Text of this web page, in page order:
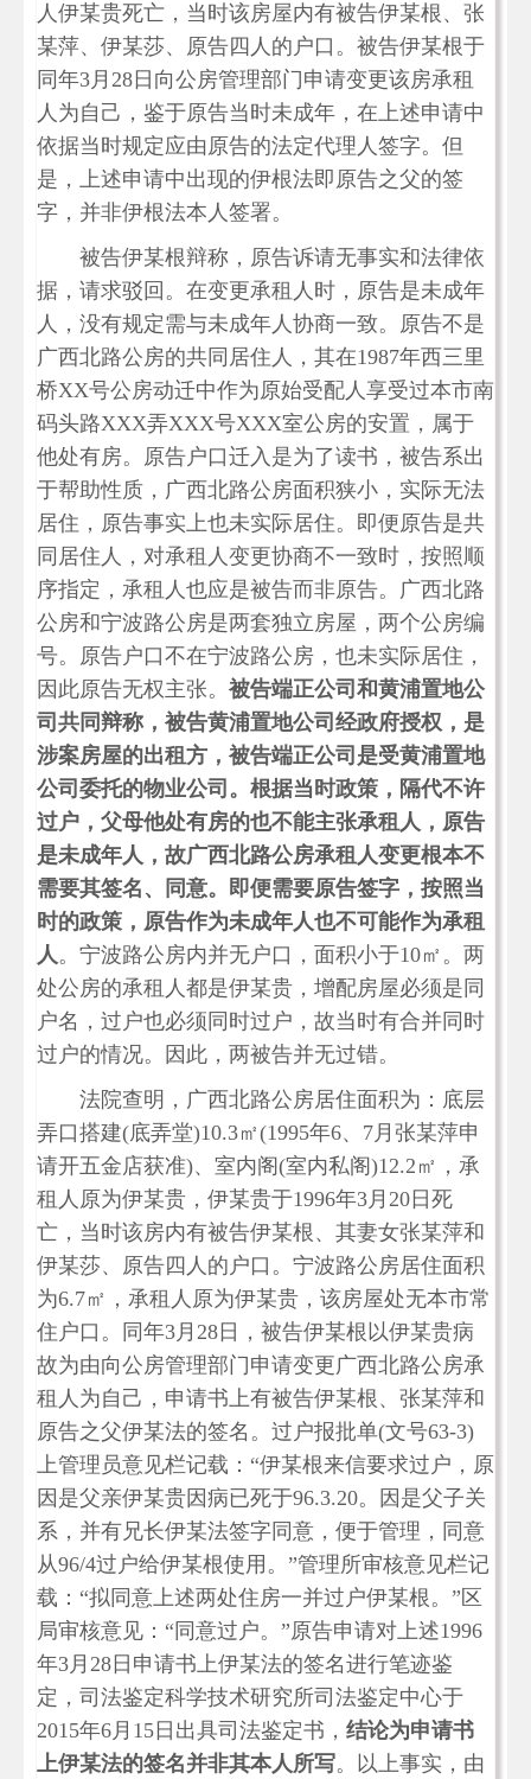
人伊某贵死亡，当时该房屋内有被告伊某根、张
某萍、伊某莎、原告四人的户口。被告伊某根于
同年3月28日向公房管理部门申请变更该房承租
人为自己，鉴于原告当时未成年，在上述申请中
依据当时规定应由原告的法定代理人签字。但
是，上述申请中出现的伊根法即原告之父的签
字，并非伊根法本人签署。
被告伊某根辩称，原告诉请无事实和法律依
据，请求驳回。在变更承租人时，原告是未成年
人，没有规定需与未成年人协商一致。原告不是
广西北路公房的共同居住人，其在1987年西三里
桥XX号公房动迁中作为原始受配人享受过本市南
码头路XXX弄XXX号XXX室公房的安置，属于
他处有房。原告户口迁入是为了读书，被告系出
于帮助性质，广西北路公房面积狭小，实际无法
居住，原告事实上也未实际居住。即便原告是共
同居住人，对承租人变更协商不一致时，按照顺
序指定，承租人也应是被告而非原告。广西北路
公房和宁波路公房是两套独立房屋，两个公房编
号。原告户口不在宁波路公房，也未实际居住，
因此原告无权主张。 被告端正公司和黄浦置地公
司共同辩称，被告黄浦置地公司经政府授权，是
涉案房屋的出租方，被告端正公司是受黄浦置地
公司委托的物业公司。根据当时政策，隔代不许
过户，父母他处有房的也不能主张承租人，原告
是未成年人，故广西北路公房承租人变更根本不
需要其签名、同意。即便需要原告签字，按照当
时的政策，原告作为未成年人也不可能作为承租
人。宁波路公房内并无户口，面积小于10㎡。两
处公房的承租人都是伊某贵，增配房屋必须是同
户名，过户也必须同时过户，故当时有合并同时
过户的情况。因此，两被告并无过错。
法院查明，广西北路公房居住面积为：底层
弄口搭建(底弄堂)10.3㎡(1995年6、7月张某萍申
请开五金店获准)、室内阁(室内私阁)12.2㎡，承
租人原为伊某贵，伊某贵于1996年3月20日死
亡，当时该房内有被告伊某根、其妻女张某萍和
伊某莎、原告四人的户口。宁波路公房居住面积
为6.7㎡，承租人原为伊某贵，该房屋处无本市常
住户口。同年3月28日，被告伊某根以伊某贵病
故为由向公房管理部门申请变更广西北路公房承
租人为自己，申请书上有被告伊某根、张某萍和
原告之父伊某法的签名。过户报批单(文号63-3)
上管理员意见栏记载：“伊某根来信要求过户，原
因是父亲伊某贵因病已死于96.3.20。因是父子关
系，并有兄长伊某法签字同意，便于管理，同意
从96/4过户给伊某根使用。”管理所审核意见栏记
载：“拟同意上述两处住房一并过户伊某根。”区
局审核意见：“同意过户。”原告申请对上述1996
年3月28日申请书上伊某法的签名进行笔迹鉴
定，司法鉴定科学技术研究所司法鉴定中心于
2015年6月15日出具司法鉴定书， 结论为申请书
上伊某法的签名并非其本人所写。以上事实，由